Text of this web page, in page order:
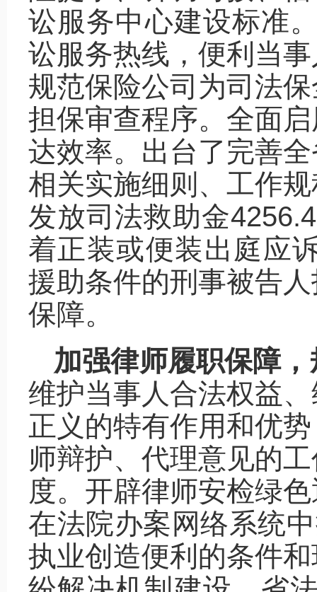
讼服务中心建设标准
讼服务热线，便利当
规范保险公司为司法
担保审查程序。全面
达效率。出台了完善
相关实施细则、工作
发放司法救助金
着正装或便装出庭应
援助条件的刑事被告
保障。
加强律师履职保障
维护当事人合法权益
正义的特有作用和优
师辩护、代理意见的
度。开辟律师安检绿
在法院办案网络系统
执业创造便利的条件